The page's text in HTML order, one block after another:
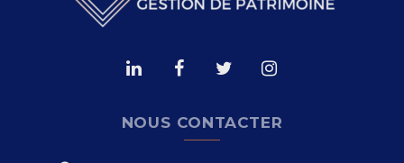
NOUS CONTACTER